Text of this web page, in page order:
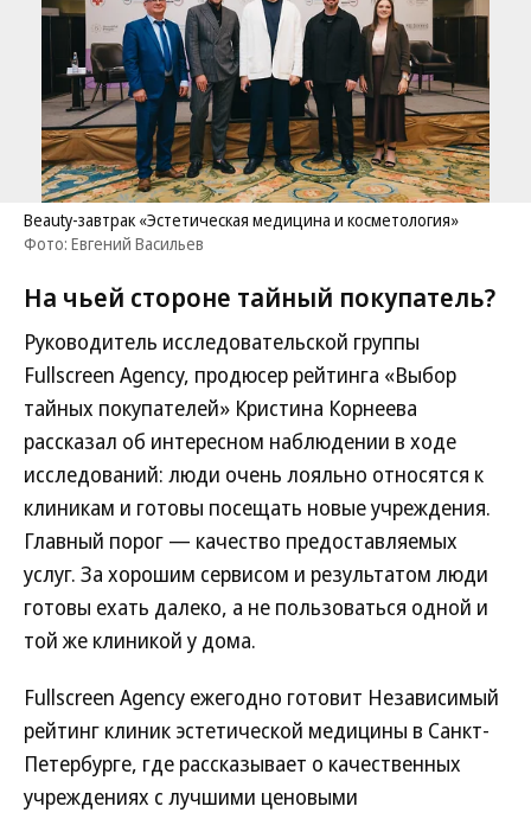
Beauty-завтрак «Эстетическая медицина и косметология»
Фото: Евгений Васильев
На чьей стороне тайный покупатель?
Руководитель исследовательской группы
Fullscreen Agency, продюсер рейтинга «Выбор
тайных покупателей» Кристина Корнеева
рассказал об интересном наблюдении в ходе
исследований: люди очень лояльно относятся к
клиникам и готовы посещать новые учреждения.
Главный порог — качество предоставляемых
услуг. За хорошим сервисом и результатом люди
готовы ехать далеко, а не пользоваться одной и
той же клиникой у дома.
Fullscreen Agency ежегодно готовит Независимый
рейтинг клиник эстетической медицины в Санкт-
Петербурге, где рассказывает о качественных
учреждениях с лучшими ценовыми